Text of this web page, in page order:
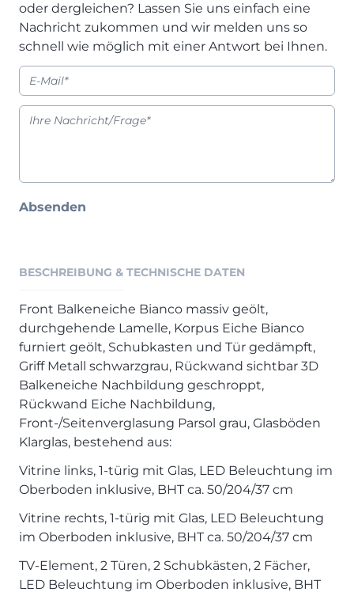
Einzelmöbel & Schuhschränke
Dielenprogramme
Spiegel
ALLES ANZEIGEN
XOOON Lookbook
Casada - Wohnträume erfüllen
SALE
Wohnzimmer
Schlafzimmer
Esszimmer
KONTAKT & FORMULARE
Beratungstermin vereinbaren
Auftragsstatus anfordern
Wunsch-Liefertermin
oder dergleichen? Lassen Sie uns einfach eine
Nachricht zukommen und wir melden uns so
schnell wie möglich mit einer Antwort bei Ihnen.
Absenden
BESCHREIBUNG & TECHNISCHE DATEN
Front Balkeneiche Bianco massiv geölt,
durchgehende Lamelle, Korpus Eiche Bianco
furniert geölt, Schubkasten und Tür gedämpft,
Griff Metall schwarzgrau, Rückwand sichtbar 3D
Balkeneiche Nachbildung geschroppt,
Rückwand Eiche Nachbildung,
Front-/Seitenverglasung Parsol grau, Glasböden
Klarglas, bestehend aus:
Vitrine links, 1-türig mit Glas, LED Beleuchtung im
Oberboden inklusive, BHT ca. 50/204/37 cm
Vitrine rechts, 1-türig mit Glas, LED Beleuchtung
im Oberboden inklusive, BHT ca. 50/204/37 cm
TV-Element, 2 Türen, 2 Schubkästen, 2 Fächer,
LED Beleuchtung im Oberboden inklusive, BHT